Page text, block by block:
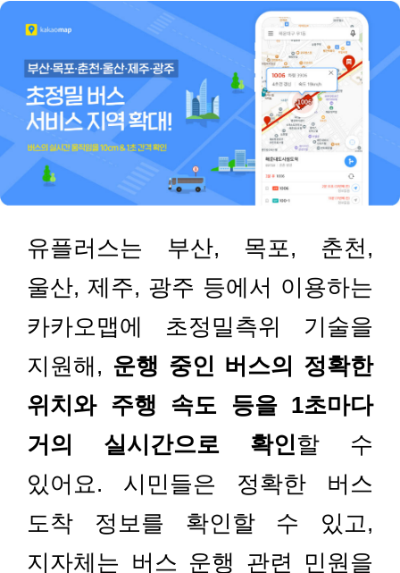
유플러스는 부산, 목포, 춘천,
울산, 제주, 광주 등에서 이용하는
카카오맵에 초정밀측위 기술을
지원해, 운행 중인 버스의 정확한
위치와 주행 속도 등을 1초마다
거의 실시간으로 확인할 수
있어요. 시민들은 정확한 버스
도착 정보를 확인할 수 있고,
지자체는 버스 운행 관련 민원을